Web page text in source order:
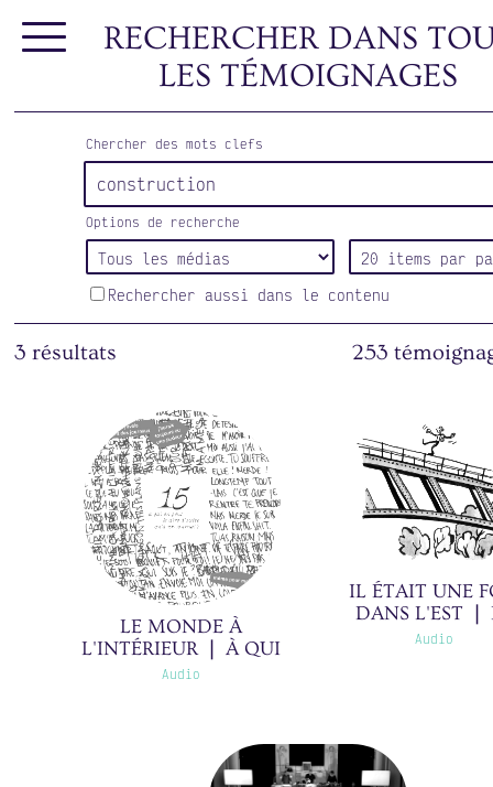
RECHERCHER DANS
LES TÉMOIGNAGES
Chercher des mots clefs
Options de recherche
Rechercher aussi dans le contenu
253
3 résultats
LE MONDE À
L'INTÉRIEUR ❘ À QUI
LE RACONTER
Audio
IL ÉTAIT UNE
DANS L'EST ❘
VIADUCAudio